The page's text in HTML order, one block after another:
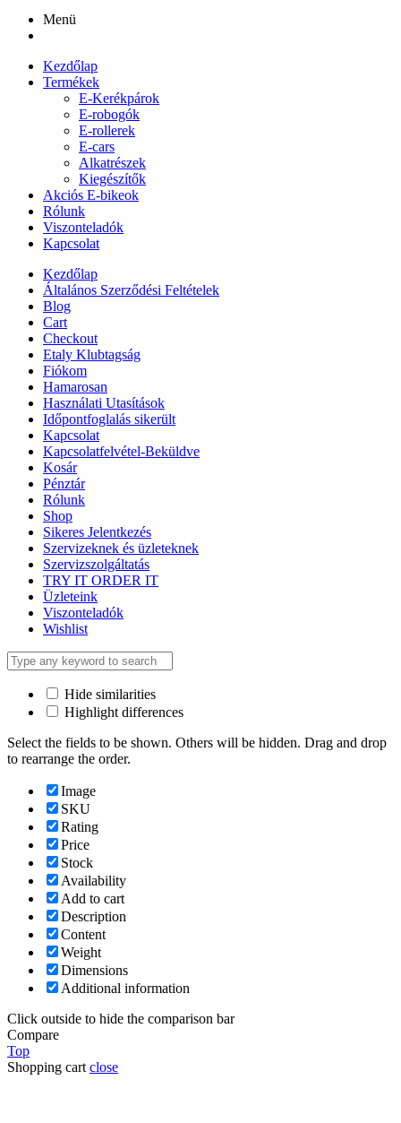
Menü
Kezdőlap
Termékek
E-Kerékpárok
E-robogók
E-rollerek
E-cars
Alkatrészek
Kiegészítők
Akciós E-bikeok
Rólunk
Viszonteladók
Kapcsolat
Kezdőlap
Általános Szerződési Feltételek
Blog
Cart
Checkout
Etaly Klubtagság
Fiókom
Hamarosan
Használati Utasítások
Időpontfoglalás sikerült
Kapcsolat
Kapcsolatfelvétel-Beküldve
Kosár
Pénztár
Rólunk
Shop
Sikeres Jelentkezés
Szervizeknek és üzleteknek
Szervizszolgáltatás
TRY IT ORDER IT
Üzleteink
Viszonteladók
Wishlist
Hide similarities
Highlight differences
Select the fields to be shown. Others will be hidden. Drag and drop
to rearrange the order.
Image
SKU
Rating
Price
Stock
Availability
Add to cart
Description
Content
Weight
Dimensions
Additional information
Click outside to hide the comparison bar
Compare
Top
Shopping cart close